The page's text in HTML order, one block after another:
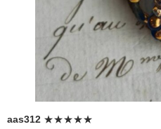
aas312 ★★★★★